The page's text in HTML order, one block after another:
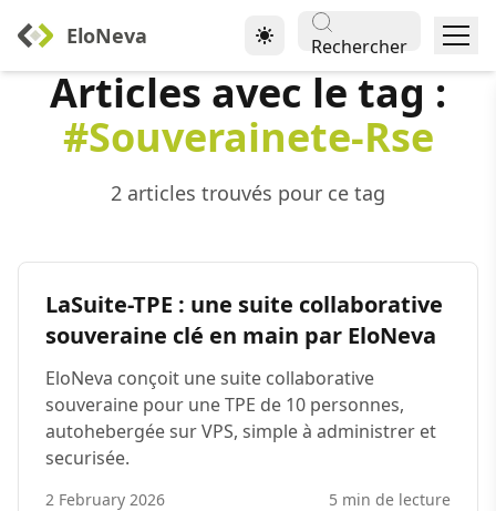
EloNeva Rechercher
Articles avec le tag :
#Souverainete-Rse
2 articles trouvés pour ce tag
LaSuite-TPE : une suite collaborative
souveraine clé en main par EloNeva
EloNeva conçoit une suite collaborative
souveraine pour une TPE de 10 personnes,
autohebergée sur VPS, simple à administrer et
securisée.
2 February 2026 5 min de lecture